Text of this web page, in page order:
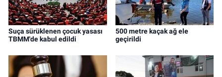
Suça sürüklenen çocuk yasası
TBMM'de kabul edildi
500 metre kaçak ağ ele
geçirildi